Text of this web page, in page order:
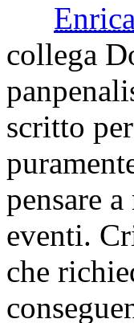
collega
scritto
pensare
eventi.
che